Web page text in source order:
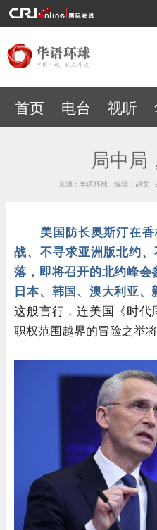
首页 电台 视听
局中局
来源：华语环球 编辑：胡戈
美国防长奥斯汀在
战、不寻求亚洲版北约
落，即将召开的北约峰会
日本、韩国、澳大利亚、
这般言行，连美国《时代
职权范围越界的冒险之举